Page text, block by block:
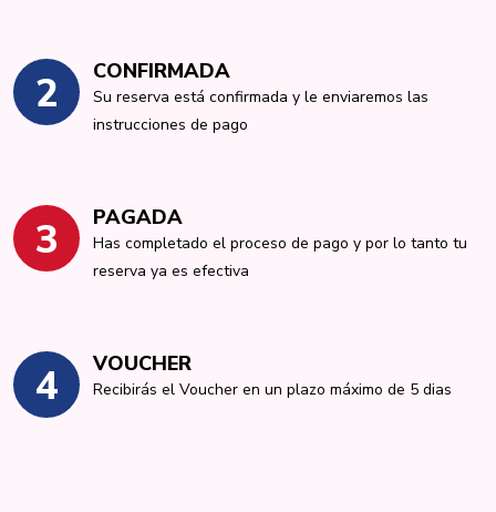
2 CONFIRMADA
Su reserva está confirmada y le enviaremos las
instrucciones de pago
3 PAGADA
Has completado el proceso de pago y por lo tanto tu
reserva ya es efectiva
4 VOUCHER
Recibirás el Voucher en un plazo máximo de 5 dias